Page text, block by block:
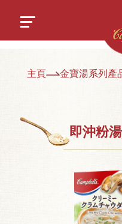
主頁 金寶湯系列產
即沖粉